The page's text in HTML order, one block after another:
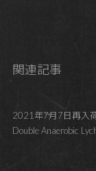
関連記事
2021年7月7日再入
Double Anaerobic